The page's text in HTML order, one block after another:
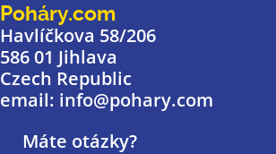
Poháry.com
Havlíčkova 58/206
586 01 Jihlava
Czech Republic
email: info@pohary.com
Máte otázky?